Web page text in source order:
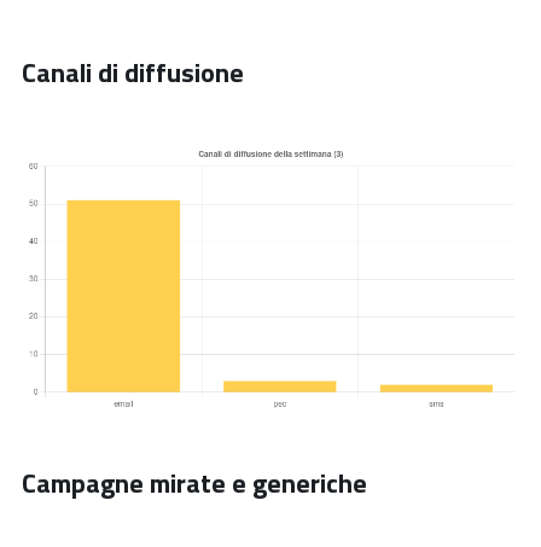
Canali di diffusione
Campagne mirate e generiche